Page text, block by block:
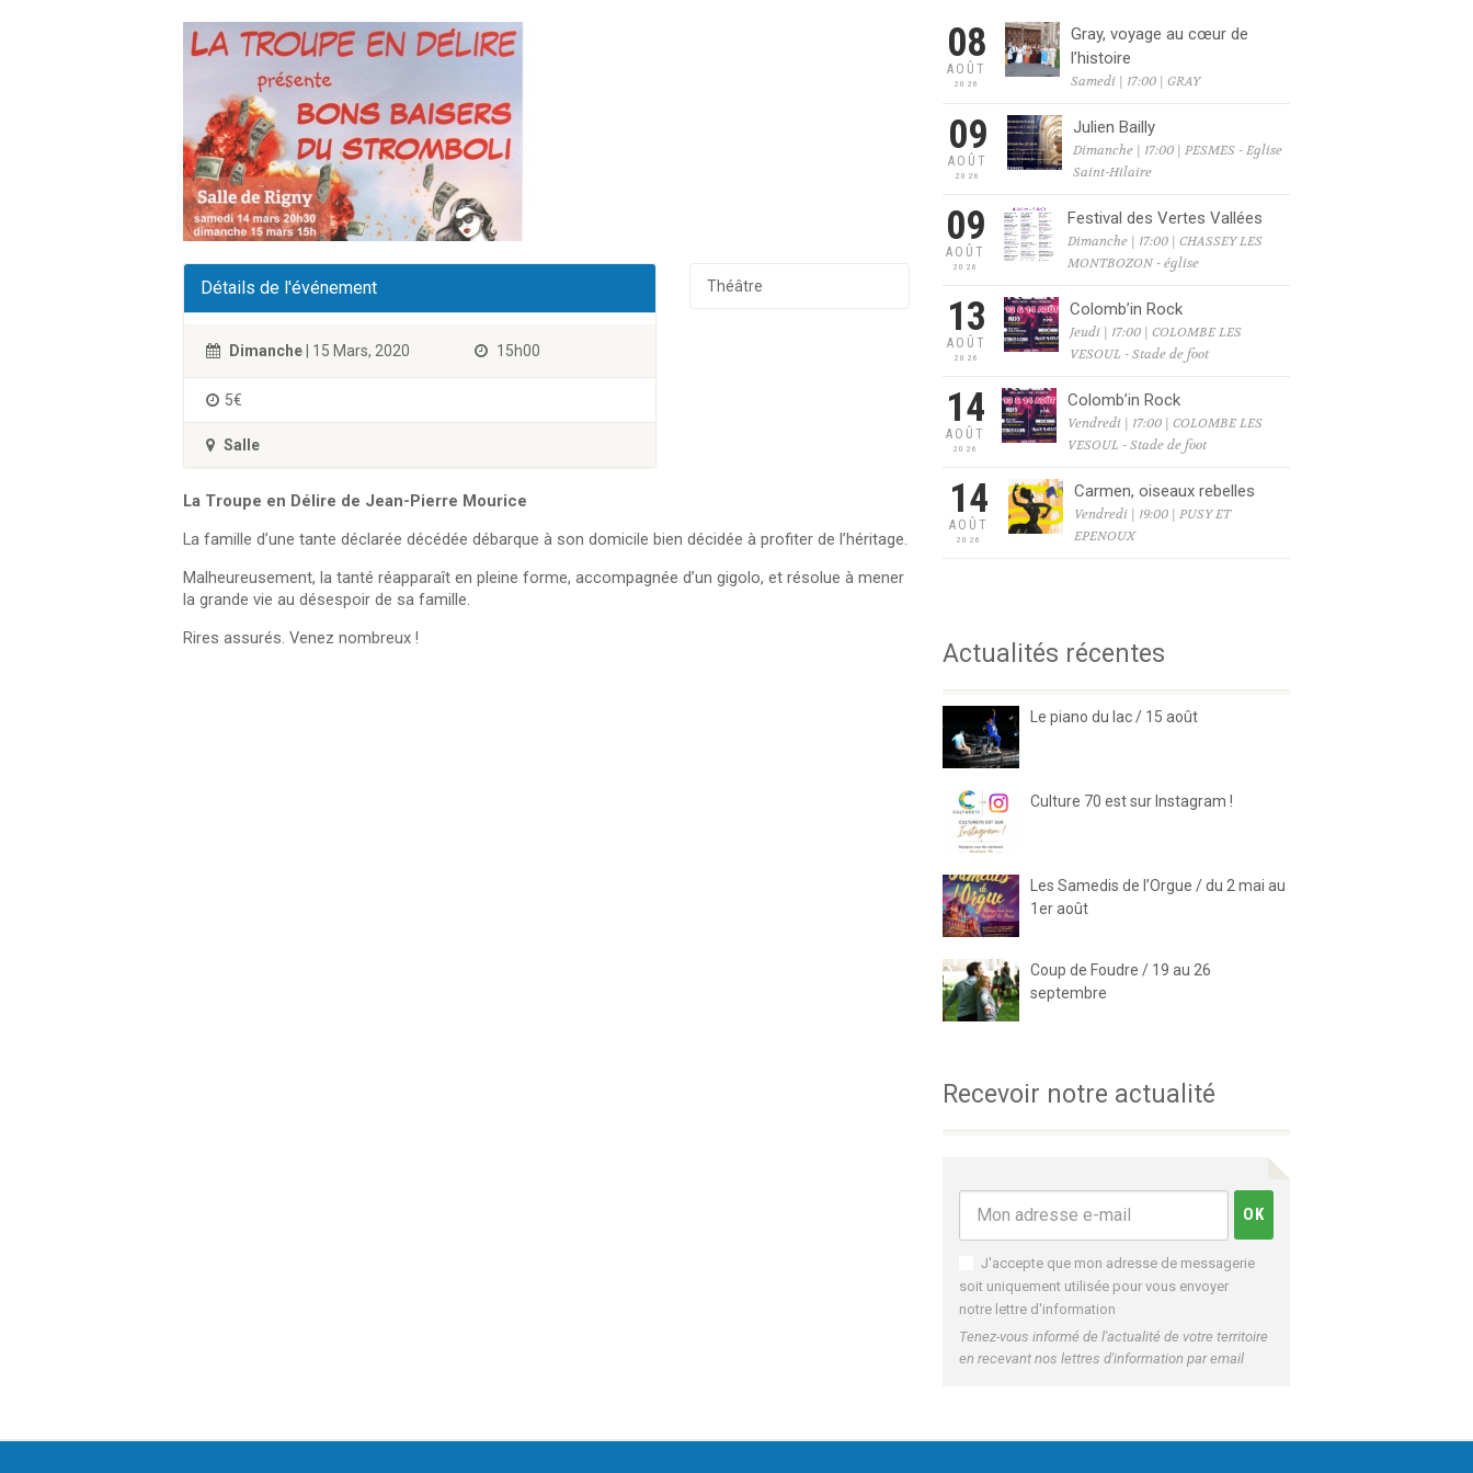
Détails de l'événement
Dimanche | 15 Mars, 2020 15h00
5€
Salle
Théâtre
La Troupe en Délire de Jean-Pierre Mourice
La famille d’une tante déclarée décédée débarque à son domicile bien décidée à profiter de l’héritage.
Malheureusement, la tanté réapparaît en pleine forme, accompagnée d’un gigolo, et résolue à mener
la grande vie au désespoir de sa famille.
Rires assurés. Venez nombreux !
08
AOÛT
2026
Gray, voyage au cœur de
l’histoire
Samedi | 17:00 | GRAY
09
AOÛT
2026
Julien Bailly
Dimanche | 17:00 | PESMES - Eglise
Saint-Hilaire
09
AOÛT
2026
Festival des Vertes Vallées
Dimanche | 17:00 | CHASSEY LES
MONTBOZON - église
13
AOÛT
2026
Colomb’in Rock
Jeudi | 17:00 | COLOMBE LES
VESOUL - Stade de foot
14
AOÛT
2026
Colomb’in Rock
Vendredi | 17:00 | COLOMBE LES
VESOUL - Stade de foot
14
AOÛT
2026
Carmen, oiseaux rebelles
Vendredi | 19:00 | PUSY ET
EPENOUX
Actualités récentes
Le piano du lac / 15 août
Culture 70 est sur Instagram !
Les Samedis de l’Orgue / du 2 mai au
1er août
Coup de Foudre / 19 au 26
septembre
Recevoir notre actualité
J'accepte que mon adresse de messagerie
soit uniquement utilisée pour vous envoyer
notre lettre d'information
Tenez-vous informé de l'actualité de votre territoire
en recevant nos lettres d'information par email